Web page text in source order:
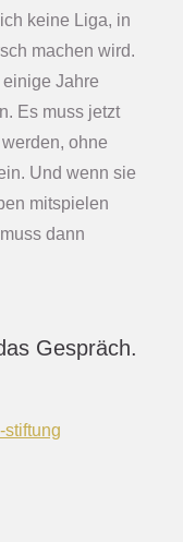
keine Liga, in
machen wird.
Jahre
Es muss jetzt
ohne
Und wenn sie
mitspielen
dann
Gespräch.
stiftung